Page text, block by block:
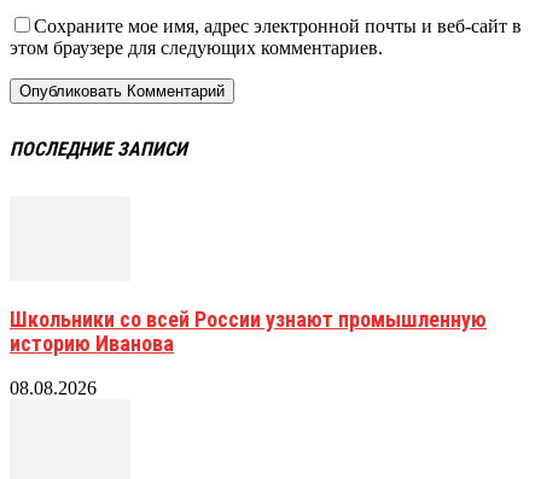
Сохраните мое имя, адрес электронной почты и веб-сайт в
этом браузере для следующих комментариев.
ПОСЛЕДНИЕ ЗАПИСИ
Школьники со всей России узнают промышленную
историю Иванова
08.08.2026